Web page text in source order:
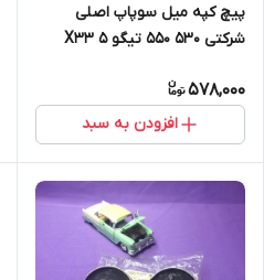
پیچ کپه میل سوپاپ اصلی
شرکتی 530 550 تیگو 5 X33
578,000
افزودن به سبد